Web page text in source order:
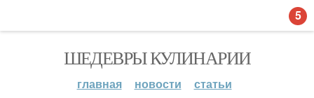
ШЕДЕВРЫ КУЛИНАРИИ
главная новости статьи
5